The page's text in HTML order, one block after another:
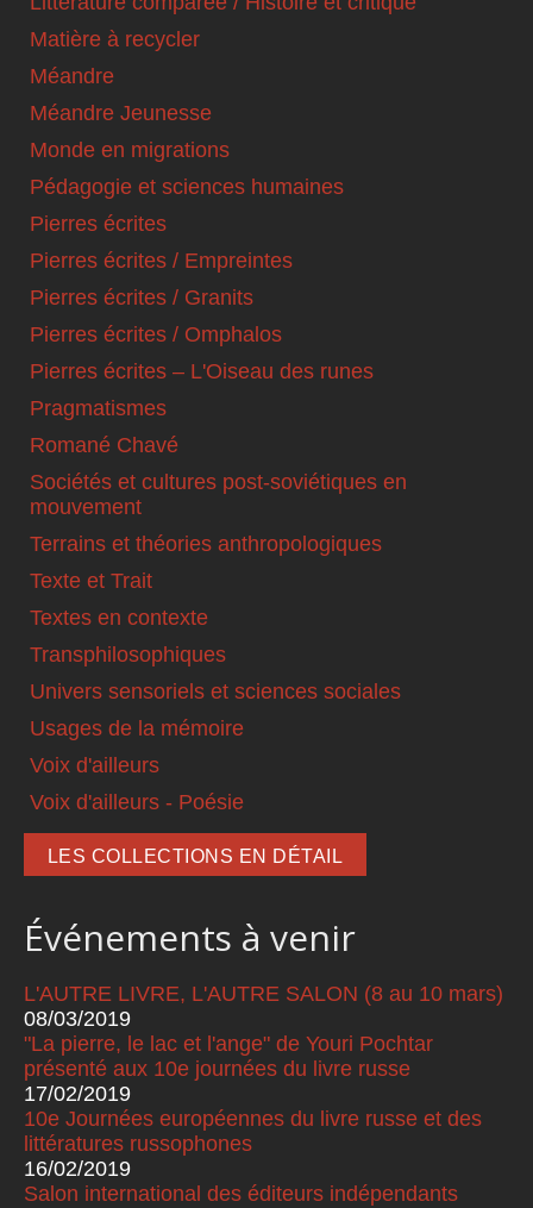
Matière à recycler
Méandre
Méandre Jeunesse
Monde en migrations
Pédagogie et sciences humaines
Pierres écrites
Pierres écrites / Empreintes
Pierres écrites / Granits
Pierres écrites / Omphalos
Pierres écrites – L'Oiseau des runes
Pragmatismes
Romané Chavé
Sociétés et cultures post-soviétiques en
mouvement
Terrains et théories anthropologiques
Texte et Trait
Textes en contexte
Transphilosophiques
Univers sensoriels et sciences sociales
Usages de la mémoire
Voix d'ailleurs
Voix d'ailleurs - Poésie
LES COLLECTIONS EN DÉTAIL
Événements à venir
L'AUTRE LIVRE, L'AUTRE SALON (8 au 10 mars)
08/03/2019
"La pierre, le lac et l'ange" de Youri Pochtar
présenté aux 10e journées du livre russe
17/02/2019
10e Journées européennes du livre russe et des
littératures russophones
16/02/2019
Salon international des éditeurs indépendants